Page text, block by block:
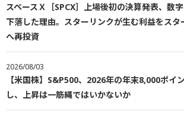
スペースＸ［SPCX］上場後初の決算発表、数
下落した理由。スターリンクが生む利益をス
へ再投資
2026/08/03
【米国株】S&P500、2026年の年末8,000ポイ
し、上昇は一筋縄ではいかないか